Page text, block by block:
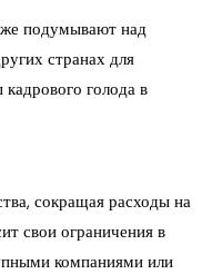
подумывают над
странах для
голода в
сокращая расходы на
свои ограничения в
компаниями или